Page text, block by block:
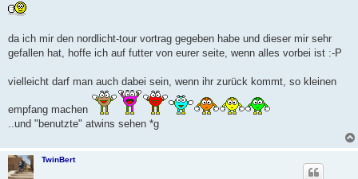
da ich mir den nordlicht-tour vortrag gegeben habe und dieser mir sehr
gefallen hat, hoffe ich auf futter von eurer seite, wenn alles vorbei ist :-P
vielleicht darf man auch dabei sein, wenn ihr zurück kommt, so kleinen
empfang machen
..und "benutzte" atwins sehen *g
TwinBert